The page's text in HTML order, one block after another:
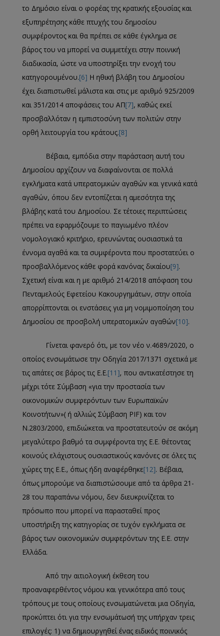
το Δημόσιο είναι ο φορέας της κρατικής εξουσίας και
εξυπηρέτησης κάθε πτυχής του δημοσίου
συμφέροντος και θα πρέπει σε κάθε έγκλημα σε
βάρος του να μπορεί να συμμετέχει στην ποινική
διαδικασία, ώστε να υποστηρίξει την ενοχή του
κατηγορουμένου.[6] Η ηθική βλάβη του Δημοσίου
έχει διαπιστωθεί μάλιστα και στις με αριθμό 925/2009
και 351/2014 αποφάσεις του ΑΠ[7], καθώς εκεί
προσβαλλόταν η εμπιστοσύνη των πολιτών στην
ορθή λειτουργία του κράτους.[8]
Βέβαια, εμπόδια στην παράσταση αυτή του
Δημοσίου αρχίζουν να διαφαίνονται σε πολλά
εγκλήματα κατά υπερατομικών αγαθών και γενικά κατά
αγαθών, όπου δεν εντοπίζεται η αμεσότητα της
βλάβης κατά του Δημοσίου. Σε τέτοιες περιπτώσεις
πρέπει να εφαρμόζουμε το παγιωμένο πλέον
νομολογιακό κριτήριο, ερευνώντας ουσιαστικά τα
έννομα αγαθά και τα συμφέροντα που προστατεύει ο
προσβαλλόμενος κάθε φορά κανόνας δικαίου[9].
Σχετική είναι και η με αριθμό 214/2018 απόφαση του
Πενταμελούς Εφετείου Κακουργημάτων, στην οποία
απορρίπτονται οι ενστάσεις για μη νομιμοποίηση του
Δημοσίου σε προσβολή υπερατομικών αγαθών[10].
Γίνεται φανερό ότι, με τον νέο ν.4689/2020, ο
οποίος ενσωμάτωσε την Οδηγία 2017/1371 σχετικά με
τις απάτες σε βάρος τις Ε.Ε.[11], που αντικατέστησε τη
μέχρι τότε Σύμβαση «για την προστασία των
οικονομικών συμφερόντων των Ευρωπαϊκών
Κοινοτήτων»( ή αλλιώς Σύμβαση PIF) και τον
Ν.2803/2000, επιδιώκεται να προστατευτούν σε ακόμη
μεγαλύτερο βαθμό τα συμφέροντα της Ε.Ε. θέτοντας
κοινούς ελάχιστους ουσιαστικούς κανόνες σε όλες τις
χώρες της Ε.Ε., όπως ήδη αναφέρθηκε[12]. Βέβαια,
όπως μπορούμε να διαπιστώσουμε από τα άρθρα 21-
28 του παραπάνω νόμου, δεν διευκρινίζεται το
πρόσωπο που μπορεί να παρασταθεί προς
υποστήριξη της κατηγορίας σε τυχόν εγκλήματα σε
βάρος των οικονομικών συμφερόντων της Ε.Ε. στην
Ελλάδα.
Από την αιτιολογική έκθεση του
προαναφερθέντος νόμου και γενικότερα από τους
τρόπους με τους οποίους ενσωματώνεται μια Οδηγία,
προκύπτει ότι για την ενσωμάτωσή της υπήρχαν τρεις
επιλογές: 1) να δημιουργηθεί ένας ειδικός ποινικός